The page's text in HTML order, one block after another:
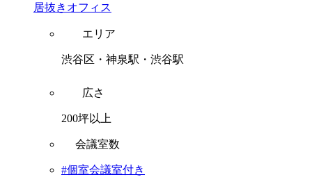
居抜きオフィス
エリア
渋谷区・神泉駅・渋谷駅
広さ
200坪以上
会議室数
#個室会議室付き